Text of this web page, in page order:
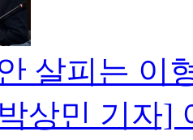
살피는 이
상민 기자]